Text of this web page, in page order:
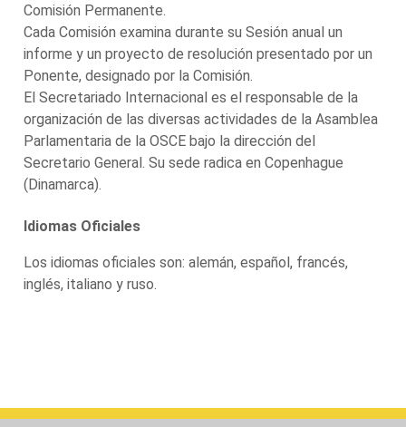
Comisión Permanente.
Cada Comisión examina durante su Sesión anual un
informe y un proyecto de resolución presentado por un
Ponente, designado por la Comisión.
El Secretariado Internacional es el responsable de la
organización de las diversas actividades de la Asamblea
Parlamentaria de la OSCE bajo la dirección del
Secretario General. Su sede radica en Copenhague
(Dinamarca).
Idiomas Oficiales
Los idiomas oficiales son: alemán, español, francés,
inglés, italiano y ruso.